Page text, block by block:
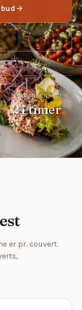
SVAR INDEN FOR
24 timer
er pr. couvert.